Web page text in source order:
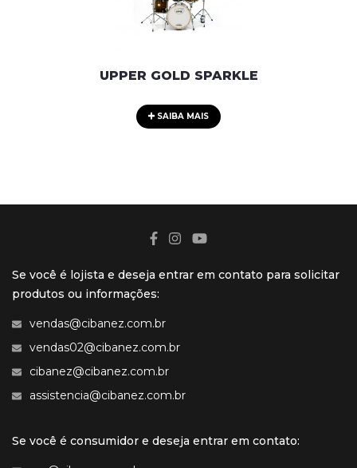
UPPER GOLD SPARKLE
SAIBA MAIS
Se você é lojista e deseja entrar em contato para solicitar
produtos ou informações:
vendas@cibanez.com.br
vendas02@cibanez.com.br
cibanez@cibanez.com.br
assistencia@cibanez.com.br
Se você é consumidor e deseja entrar em contato: